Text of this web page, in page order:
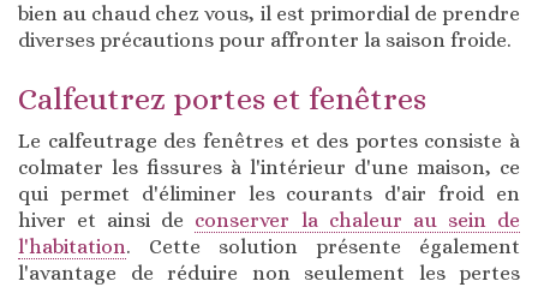
bien au chaud chez vous, il est primordial de prendre
diverses précautions pour affronter la saison froide.
Calfeutrez portes et fenêtres
Le calfeutrage des fenêtres et des portes consiste à
colmater les fissures à l'intérieur d'une maison, ce
qui permet d'éliminer les courants d'air froid en
hiver et ainsi de conserver la chaleur au sein de
l'habitation. Cette solution présente également
l'avantage de réduire non seulement les pertes